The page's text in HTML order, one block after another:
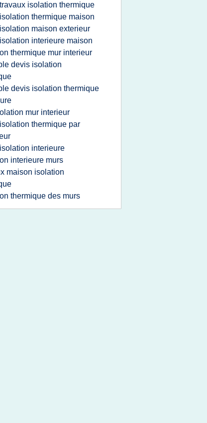
isolation thermique
thermique maison
maison exterieur
interieure maison
thermique mur interieur
devis isolation
devis isolation thermique
mur interieur
thermique par
interieure
interieure murs
maison isolation
thermique des murs